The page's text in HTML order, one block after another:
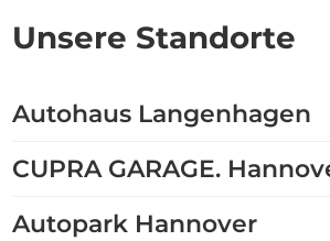
Unsere Standorte
Autohaus Langenhagen
CUPRA GARAGE.
Autopark Hannover